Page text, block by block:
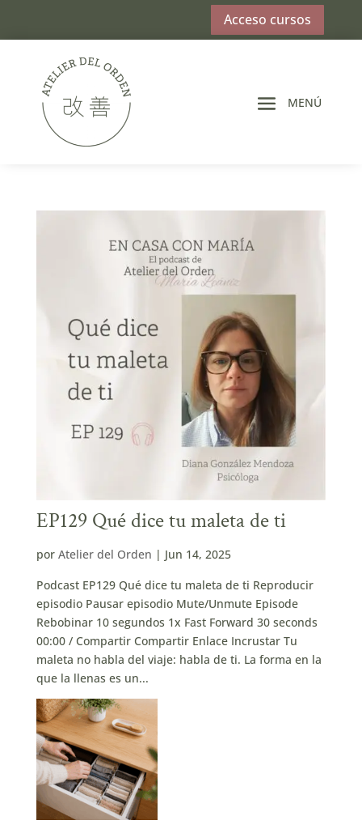
Acceso cursos
EP129 Qué dice tu maleta de ti
por Atelier del Orden | Jun 14, 2025
Podcast EP129 Qué dice tu maleta de ti Reproducir
episodio Pausar episodio Mute/Unmute Episode
Rebobinar 10 segundos 1x Fast Forward 30 seconds
00:00 / Compartir Compartir Enlace Incrustar Tu
maleta no habla del viaje: habla de ti. La forma en la
que la llenas es un...